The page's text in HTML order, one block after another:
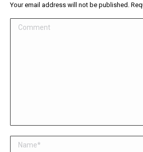
Your email address will not be published.
Comment
Name *